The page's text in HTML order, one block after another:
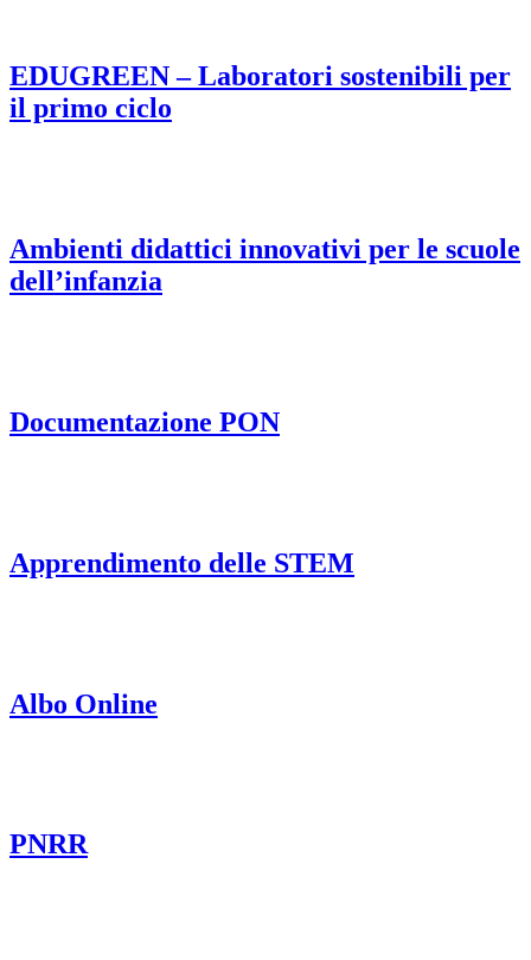
EDUGREEN – Laboratori sostenibili per
il primo ciclo
Ambienti didattici innovativi per le scuole
dell’infanzia
Documentazione PON
Apprendimento delle STEM
Albo Online
PNRR